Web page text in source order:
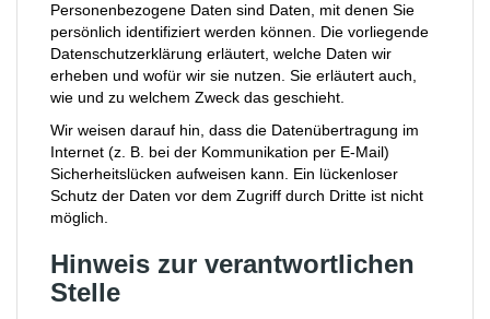
Personenbezogene Daten sind Daten, mit denen Sie
persönlich identifiziert werden können. Die vorliegende
Datenschutzerklärung erläutert, welche Daten wir
erheben und wofür wir sie nutzen. Sie erläutert auch,
wie und zu welchem Zweck das geschieht.
Wir weisen darauf hin, dass die Datenübertragung im
Internet (z. B. bei der Kommunikation per E-Mail)
Sicherheitslücken aufweisen kann. Ein lückenloser
Schutz der Daten vor dem Zugriff durch Dritte ist nicht
möglich.
Hinweis zur verantwortlichen
Stelle